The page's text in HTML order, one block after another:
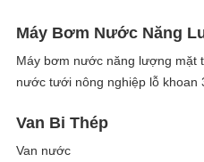
Máy Bơm Nước Năng
Máy bơm nước năng lượng mặt
nước tưới nông nghiệp lỗ khoan
Van Bi Thép
Van nước